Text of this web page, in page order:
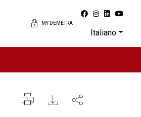
MY DEMETRA
Italiano